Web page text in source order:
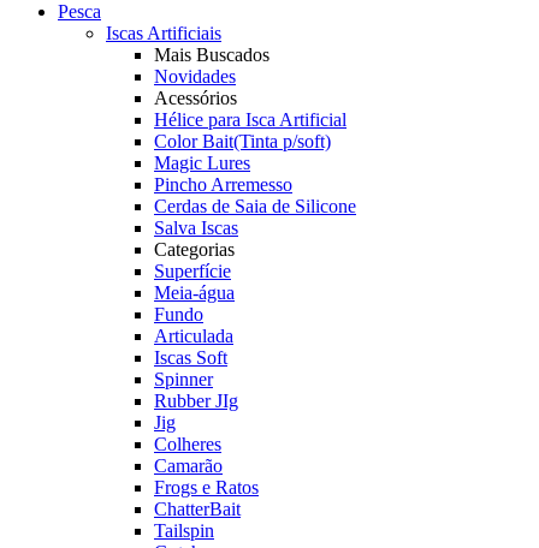
Pesca
Iscas Artificiais
Mais Buscados
Novidades
Acessórios
Hélice para Isca Artificial
Color Bait(Tinta p/soft)
Magic Lures
Pincho Arremesso
Cerdas de Saia de Silicone
Salva Iscas
Categorias
Superfície
Meia-água
Fundo
Articulada
Iscas Soft
Spinner
Rubber JIg
Jig
Colheres
Camarão
Frogs e Ratos
ChatterBait
Tailspin